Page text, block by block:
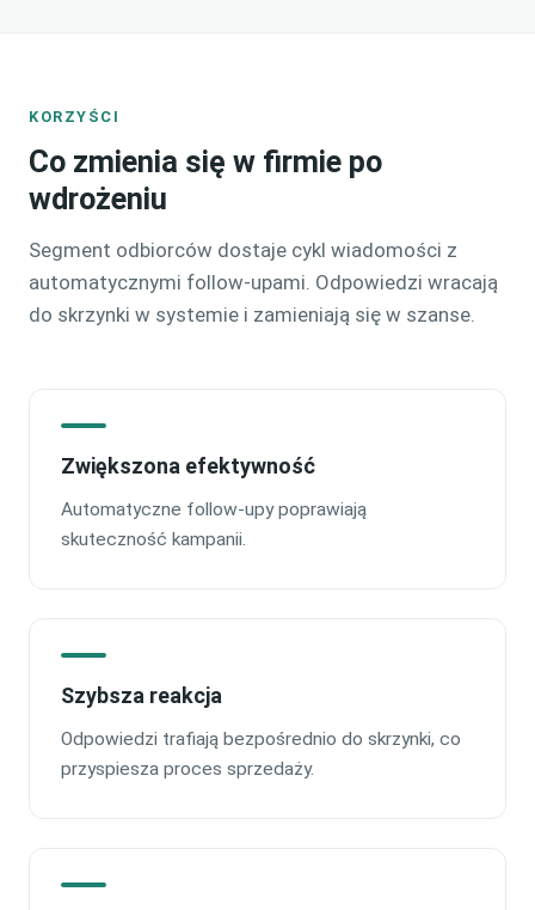
KORZYŚCI
Co zmienia się w firmie po
wdrożeniu
Segment odbiorców dostaje cykl wiadomości z
automatycznymi follow-upami. Odpowiedzi wracają
do skrzynki w systemie i zamieniają się w szanse.
Zwiększona efektywność
Automatyczne follow-upy poprawiają
skuteczność kampanii.
Szybsza reakcja
Odpowiedzi trafiają bezpośrednio do skrzynki, co
przyspiesza proces sprzedaży.